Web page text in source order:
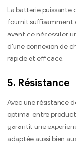
La batterie puissante
fournit suffisamment
avant de nécessiter
d'une connexion de
rapide et efficace.
5. Résistance
Avec une résistance
optimal entre
garantit une
adaptée aussi bien